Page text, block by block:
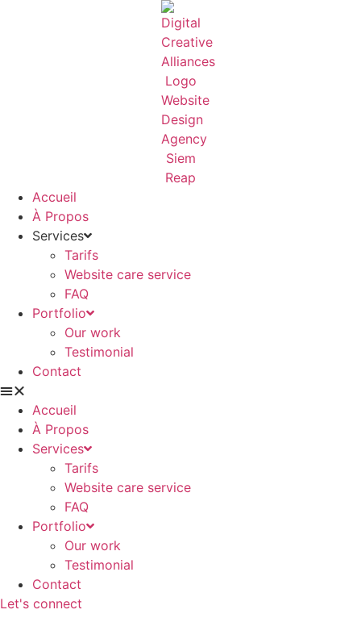
Accueil
À Propos
Services
Tarifs
Website care service
FAQ
Portfolio
Our work
Testimonial
Contact
Accueil
À Propos
Services
Tarifs
Website care service
FAQ
Portfolio
Our work
Testimonial
Contact
Let's connect